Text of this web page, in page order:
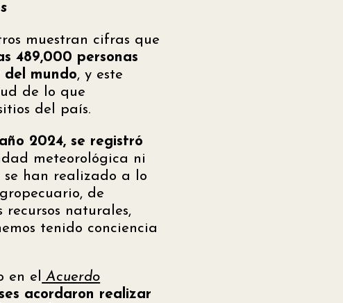
muestran cifras que
489,000 personas
mundo, y este
de lo que
del país.
2024, se registró
meteorológica ni
se han realizado a lo
de
naturales,
tenido conciencia
en el Acuerdo
acordaron realizar